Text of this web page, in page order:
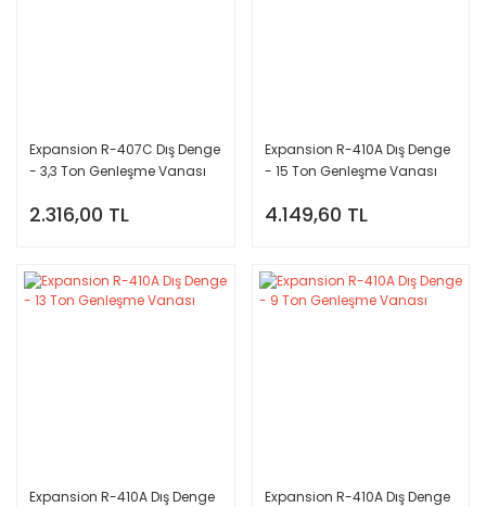
Expansion R-407C Dış Denge
- 3,3 Ton Genleşme Vanası
2.316,00 TL
Expansion R-410A Dış Denge
- 15 Ton Genleşme Vanası
4.149,60 TL
Expansion R-410A Dış Denge
Expansion R-410A Dış Denge